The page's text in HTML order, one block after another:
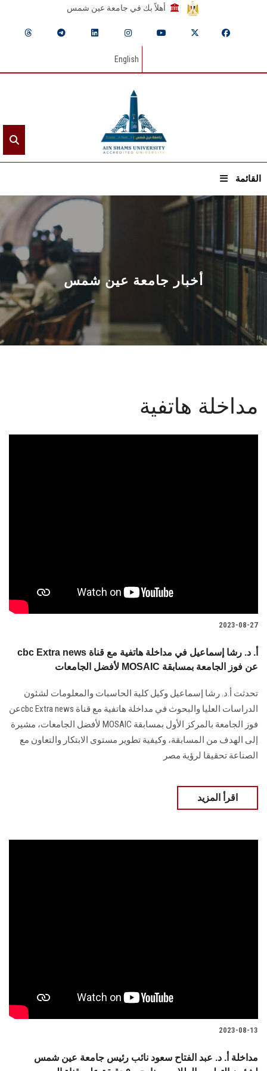
أهلاً بك في جامعة عين شمس
English
القائمة
الرئيسيـة
عن الجامعة
القطاعـات
الشئون الأكاديمية
البحث العلمي
الدراسات العليا
الزائـرون
سجل الان
أخبار جامعة عين شمس
مداخلة هاتفية
2023-08-27
cbc Extra news أ. د. رشا إسماعيل في مداخلة هاتفية مع قناة
لأفضل الجامعات MOSAIC عن فوز الجامعة بمسابقة
تحدثت أ.د. رشا إسماعيل وكيل كلية الحاسبات والمعلومات لشئون
الدراسات العليا والبحوث في مداخلة هاتفية مع قناة cbc Extra newsعن
فوز الجامعة بالمركز الأول بمسابقة MOSAIC لأفضل الجامعات، مشيرة
إلى الهدف من المسابقة، وكيفية تطوير مستوى الابتكار والتعاون مع
الصناعة تحقيقا لرؤية مصر
اقرأ المزيد
2023-08-13
مداخلة أ. د. عبد الفتاح سعود نائب رئيس جامعة عين شمس